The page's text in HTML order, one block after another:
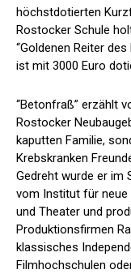
höchstdotierten
Rostocker Schule
“Goldenen Reiter
ist mit 3000 Euro
“Betonfraß” erzählt
Rostocker
kaputten Familie,
Krebskranken
Gedreht wurde er im
vom Institut für neue
und Theater und
Produktionsfirmen
klassisches
Filmhochschulen